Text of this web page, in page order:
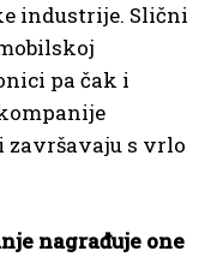
industrije. Slični
pa čak i
završavaju s vrlo
nagrađuje one